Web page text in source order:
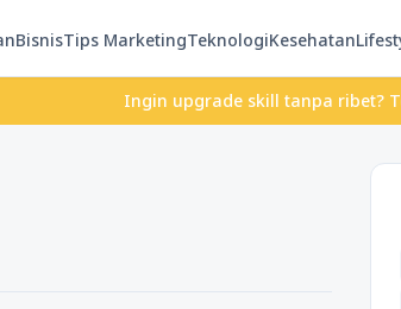
BisnisTips MarketingTeknologiKesehatan
Ingin upgrade skill tanpa ribet?